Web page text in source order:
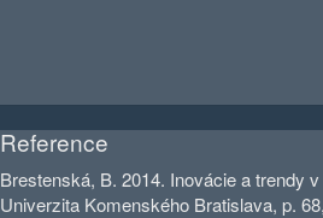
Reference
Brestenská, B. 2014. Inovácie a trendy
Univerzita Komenského Bratislava, p.